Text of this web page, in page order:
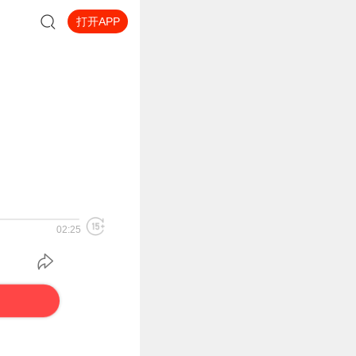
打开APP
02:25